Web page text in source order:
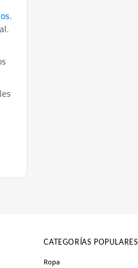
.
CATEGORÍAS POPULARES
Ropa